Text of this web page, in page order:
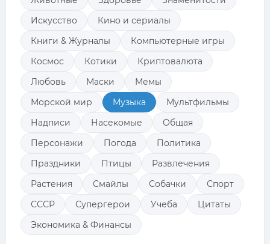
Искусство
Кино и сериалы
Книги & Журналы
Компьютерные игры
Космос
Котики
Криптовалюта
Любовь
Маски
Мемы
Морской мир
Музыка
Мультфильмы
Надписи
Насекомые
Общая
Персонажи
Погода
Политика
Праздники
Птицы
Развлечения
Растения
Смайлы Собачки
Спорт
СССР
Супергерои Учеба
Цитаты
Экономика & Финансы